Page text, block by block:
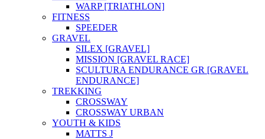
WARP [TRIATHLON]
FITNESS
SPEEDER
GRAVEL
SILEX [GRAVEL]
MISSION [GRAVEL RACE]
SCULTURA ENDURANCE GR [GRAVEL
ENDURANCE]
TREKKING
CROSSWAY
CROSSWAY URBAN
YOUTH & KIDS
MATTS J